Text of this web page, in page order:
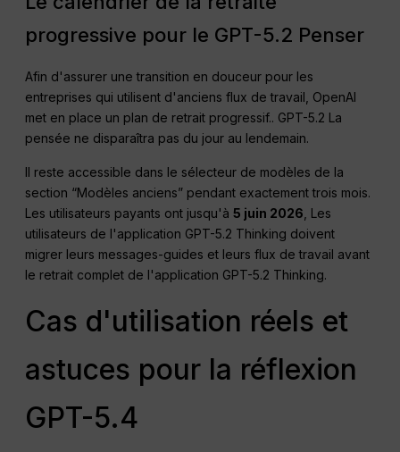
progressive pour le GPT-5.2 Penser
Afin d'assurer une transition en douceur pour les
entreprises qui utilisent d'anciens flux de travail, OpenAI
met en place un plan de retrait progressif.. GPT-5.2 La
pensée ne disparaîtra pas du jour au lendemain.
Il reste accessible dans le sélecteur de modèles de la
section “Modèles anciens” pendant exactement trois mois.
Les utilisateurs payants ont jusqu'à5 juin 2026 , Les
utilisateurs de l'application GPT-5.2 Thinking doivent
migrer leurs messages-guides et leurs flux de travail avant
le retrait complet de l'application GPT-5.2 Thinking.
Cas d'utilisation réels et
astuces pour la réflexion
GPT-5.4